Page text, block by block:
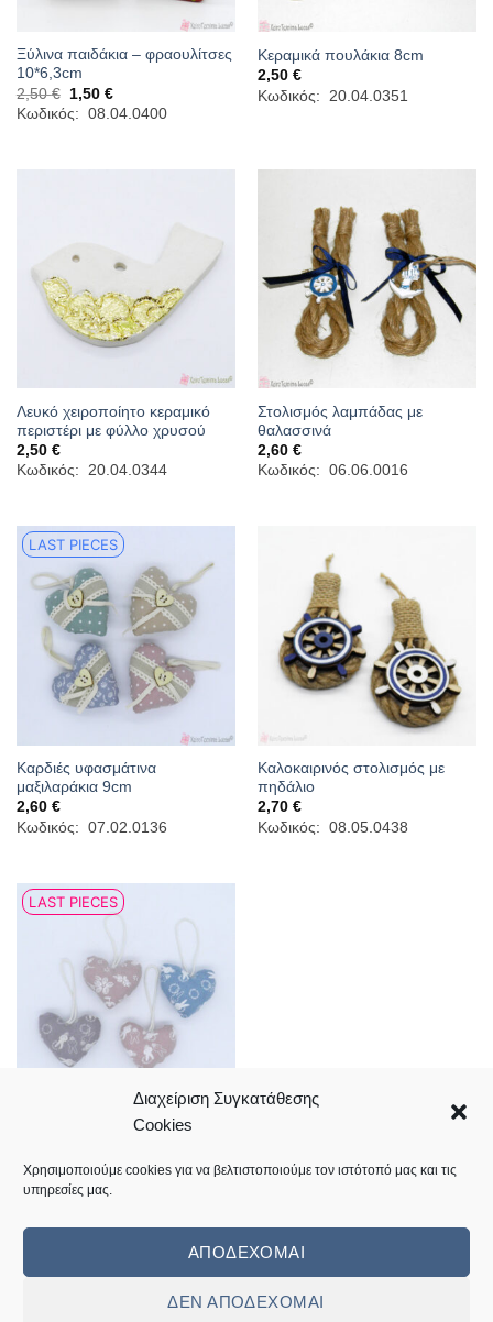
Διαχείριση Συγκατάθεσης
Cookies
Χρησιμοποιούμε cookies για να βελτιστοποιούμε τον ιστότοπό μας και τις
υπηρεσίες μας.
ΑΠΟΔΈΧΟΜΑΙ
ΔΕΝ ΑΠΟΔΈΧΟΜΑΙ
Ξύλινα παιδάκια – φραουλίτσες
10*6,3cm
2,50€
Original
price
was:
1,50 €Η
τρέχουσα
τιμή
Κωδικός: 08.04.0400
Κεραμικά πουλάκια 8cm
2,50 €
Κωδικός: 20.04.0351
Λευκό χειροποίητο κεραμικό
περιστέρι με φύλλο χρυσού
2,50 €
Κωδικός: 20.04.0344
Στολισμός λαμπάδας με
θαλασσινά
2,60 €
Κωδικός: 06.06.0016
LAST PIECES
Καρδιές υφασμάτινα
μαξιλαράκια 9cm
2,60 €
Κωδικός: 07.02.0136
Καλοκαιρινός στολισμός με
πηδάλιο
2,70 €
Κωδικός: 08.05.0438
LAST PIECES
Καρδιές υφασμάτινα
5,00€
Κωδικός: 07.02.0137
Visa MasterCard
Cash